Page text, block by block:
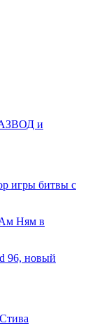
и
игры битвы с
Ням в
96, новый